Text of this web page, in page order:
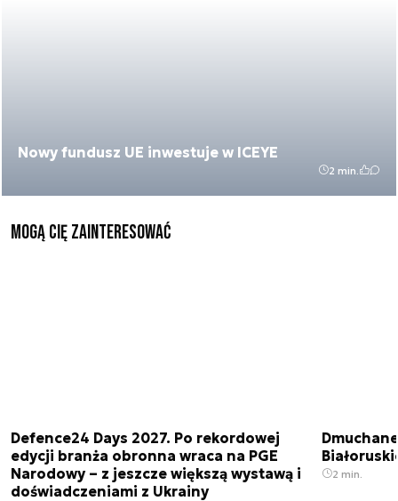
Nowy fundusz UE inwestuje w ICEYE
2 min.
Mogą Cię zainteresować
Defence24 Days 2027. Po rekordowej
edycji branża obronna wraca na PGE
Narodowy – z jeszcze większą wystawą i
doświadczeniami z Ukrainy
2 min.